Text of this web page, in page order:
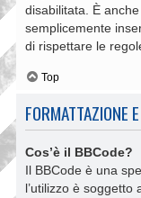
disabilitata. È
semplicemente
di rispettare le
Top
FORMATTAZIONE
Cos’è il BBCode?
Il BBCode è una
l’utilizzo è soggetto